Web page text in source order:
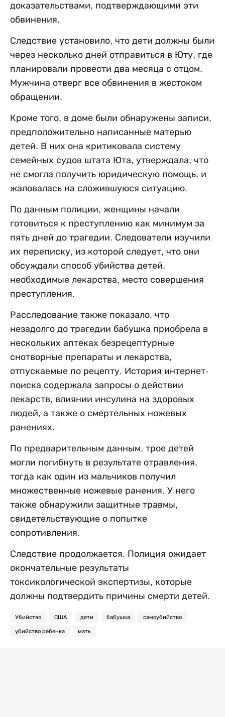
доказательствами, подтверждающими эти
обвинения.
Следствие установило, что дети должны были
через несколько дней отправиться в Юту, где
планировали провести два месяца с отцом.
Мужчина отверг все обвинения в жестоком
обращении.
Кроме того, в доме были обнаружены записи,
предположительно написанные матерью
детей. В них она критиковала систему
семейных судов штата Юта, утверждала, что
не смогла получить юридическую помощь, и
жаловалась на сложившуюся ситуацию.
По данным полиции, женщины начали
готовиться к преступлению как минимум за
пять дней до трагедии. Следователи изучили
их переписку, из которой следует, что они
обсуждали способ убийства детей,
необходимые лекарства, место совершения
преступления.
Расследование также показало, что
незадолго до трагедии бабушка приобрела в
нескольких аптеках безрецептурные
снотворные препараты и лекарства,
отпускаемые по рецепту. История интернет-
поиска содержала запросы о действии
лекарств, влиянии инсулина на здоровых
людей, а также о смертельных ножевых
ранениях.
По предварительным данным, трое детей
могли погибнуть в результате отравления,
тогда как один из мальчиков получил
множественные ножевые ранения. У него
также обнаружили защитные травмы,
свидетельствующие о попытке
сопротивления.
Следствие продолжается. Полиция ожидает
окончательные результаты
токсикологической экспертизы, которые
должны подтвердить причины смерти детей.
Убийство США дети бабушка самоубийство
убийство ребенка мать